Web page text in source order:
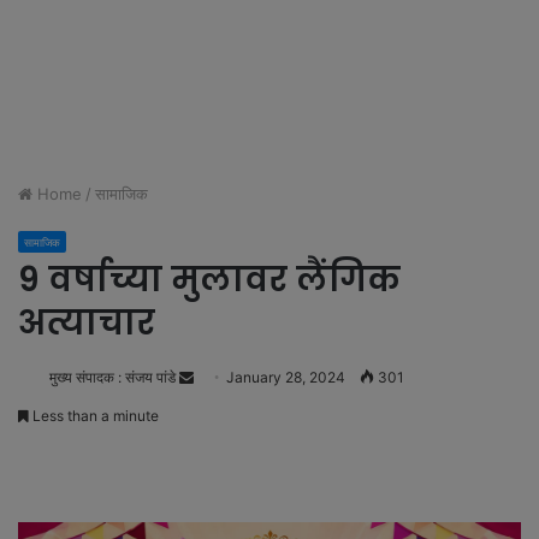
Home / सामाजिक
सामाजिक
9 वर्षाच्या मुलावर लैंगिक
अत्याचार
मुख्य संपादक : संजय पांडे
n
January 28, 2024 301
Less than a minute